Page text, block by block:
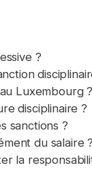
?
Luxembourg ?
disciplinaire ?
sanctions ?
du salaire ?
la